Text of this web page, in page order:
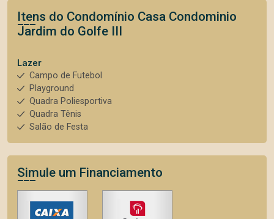
Itens do Condomínio Casa Condominio
Jardim do Golfe III
Lazer
Campo de Futebol
Playground
Quadra Poliesportiva
Quadra Tênis
Salão de Festa
Simule um Financiamento